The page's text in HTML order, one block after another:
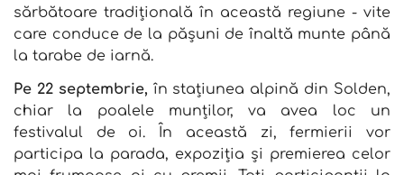
sărbătoare tradițională în această regiune - vite
care conduce de la pășuni de înaltă munte până
la tarabe de iarnă.
Pe 22 septembrie, în stațiunea alpină din Solden,
chiar la poalele munților, va avea loc un
festivalul de oi. În această zi, fermierii vor
participa la parada, expoziția și premierea celor